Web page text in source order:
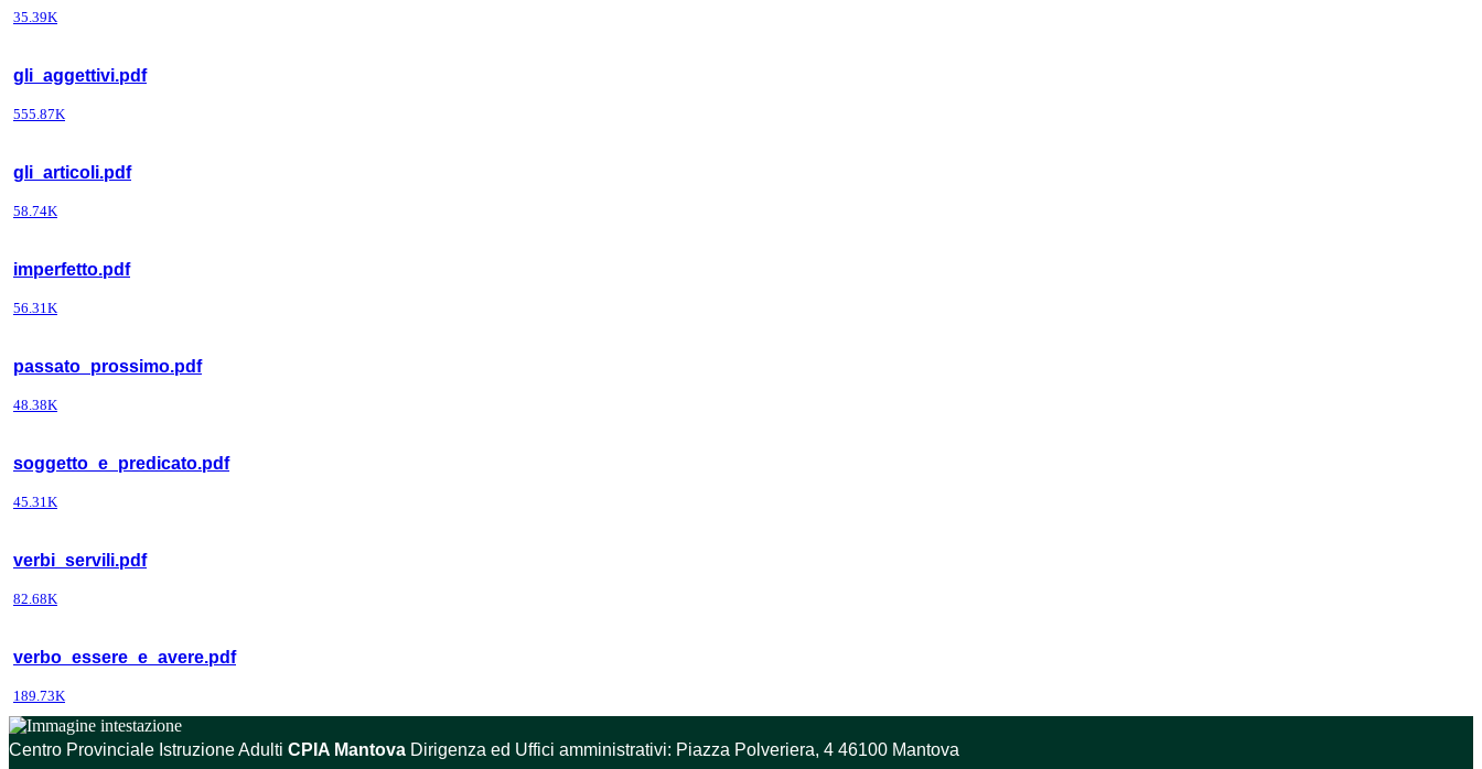
35.39K
gli_aggettivi.pdf
555.87K
gli_articoli.pdf
58.74K
imperfetto.pdf
56.31K
passato_prossimo.pdf
48.38K
soggetto_e_predicato.pdf
45.31K
verbi_servili.pdf
82.68K
verbo_essere_e_avere.pdf
189.73K
Centro Provinciale Istruzione Adulti CPIA Mantova Dirigenza ed Uffici amministrativi: Piazza Polveriera, 4 46100 Mantova